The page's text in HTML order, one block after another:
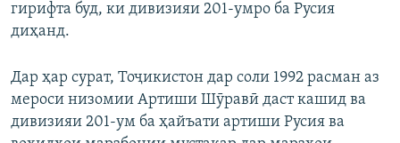
гирифта буд, ки дивизияи 201-умро ба Русия
диҳанд.
Дар ҳар сурат, Тоҷикистон дар соли 1992 расман аз
мероси низомии Артиши Шӯравӣ даст кашид ва
дивизияи 201-ум ба ҳайъати артиши Русия ва